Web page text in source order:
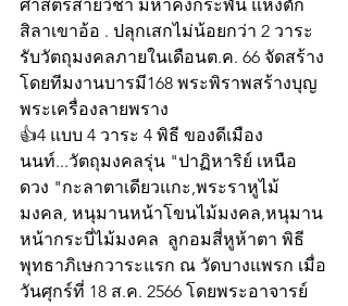
ศาสตร์สายวิชา มหาคงกระพัน แห่งตัก
สิลาเขาอ้อ . ปลุกเสกไม่น้อยกว่า 2 วาระ
รับวัตถุมงคลภายในเดือนต.ค. 66 จัดสร้าง
โดยทีมงานบารมี168 พระพิราพสร้างบุญ
พระเครื่องลายพราง
👍4 แบบ 4 วาระ 4 พิธี ของดีเมือง
นนท์...วัตถุมงคลรุ่น "ปาฏิหาริย์ เหนือ
ดวง "กะลาตาเดียวแกะ,พระราหูไม้
มงคล, หนุมานหน้าโขนไม้มงคล,หนุมาน
หน้ากระบี่ไม้มงคล  ลูกอมสี่หูห้าตา พิธี
พุทธาภิเษกวาระแรก ณ วัดบางแพรก เมื่อ
วันศุกร์ที่ 18 ส.ค. 2566 โดยพระอาจารย์